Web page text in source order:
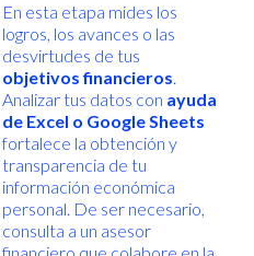
En esta etapa mides los
logros, los avances o las
desvirtudes de tus
objetivos financieros.
Analizar tus datos con ayuda
de Excel o Google Sheets
fortalece la obtención y
transparencia de tu
información económica
personal. De ser necesario,
consulta a un asesor